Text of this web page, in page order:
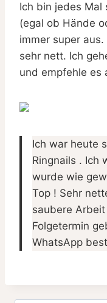
Ich bin jedes Mal
(egal ob Hände
immer super
sehr nett. Ich
und empfehle es
Ich war heute
Ringnails . Ich
wurde wie
Top ! Sehr
saubere
Folgetermin
WhatsApp